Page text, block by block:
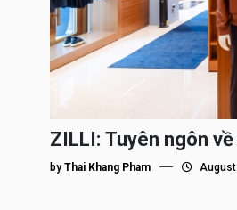
ZILLI: Tuyên ngôn
by Thai Khang Pham August